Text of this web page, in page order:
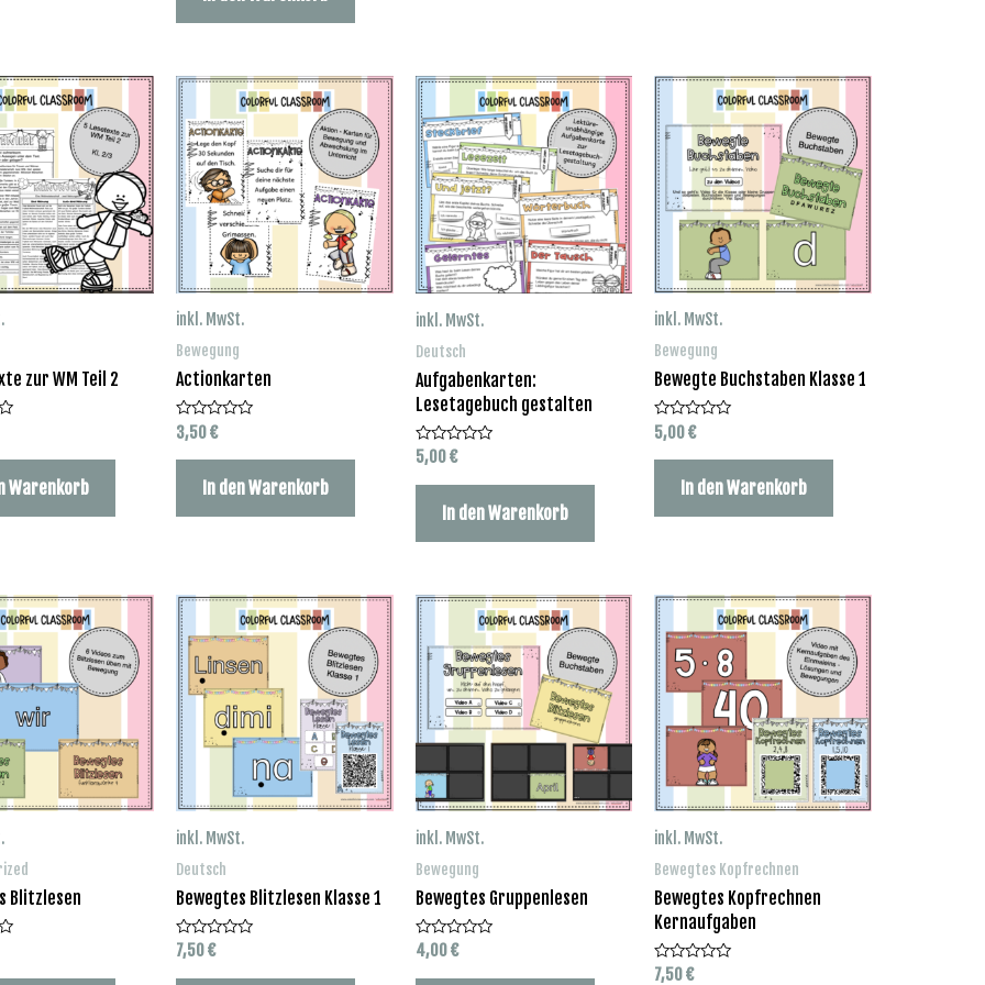
zur WM Teil 2
Warenkorb
inkl. MwSt.
Bewegung
Actionkarten
Bewertet
mit
0
3,50€
In den Warenkorb
inkl. MwSt.
Deutsch
Aufgabenkarten:
Lesetagebuch gestalten
Bewertet
mit
0
5,00€
In den Warenkorb
inkl. MwSt.
Bewegung
Bewegte Buchstaben Klasse 1
Bewertet
mit
0
5,00€
In den Warenkorb
Blitzlesen
inkl. MwSt.
Deutsch
Bewegtes Blitzlesen Klasse 1
Bewertet
mit
0
7,50€
inkl. MwSt.
Bewegung
Bewegtes Gruppenlesen
Bewertet
mit
0
4,00€
inkl. MwSt.
Bewegtes Kopfrechnen
Bewegtes Kopfrechnen
Kernaufgaben
Bewertet
7,50€